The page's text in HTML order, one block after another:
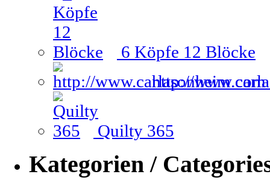
6 Köpfe 12 Blöcke
http://
Quilty 365
Kategorien /